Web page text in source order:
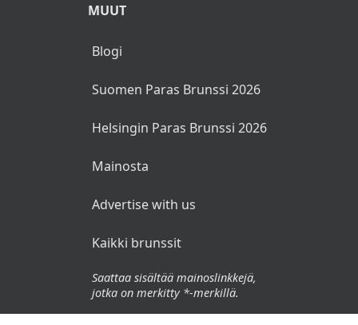
MUUT
Blogi
Suomen Paras Brunssi 2026
Helsingin Paras Brunssi 2026
Mainosta
Advertise with us
Kaikki brunssit
Saattaa sisältää mainoslinkkejä,
jotka on merkitty *-merkillä.